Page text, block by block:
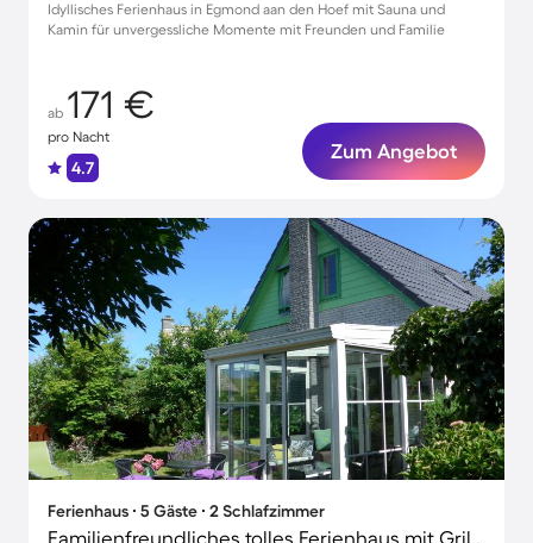
Idyllisches Ferienhaus in Egmond aan den Hoef mit Sauna und
Kamin für unvergessliche Momente mit Freunden und Familie
ab 171 €
pro Nacht
4.7
Zum Angebot
Ferienhaus ∙ 5 Gäste ∙ 2 Schlafzimmer
Familienfreundliches tolles Ferienhaus mit Grill, Garten und Terrasse | Neben dem Strand | Hunde erlaubt